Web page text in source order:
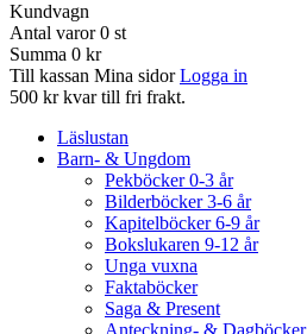
Kundvagn
Antal varor 0 st
Summa 0 kr
Till kassan Mina sidor Logga in
500 kr kvar till fri frakt.
Läslustan
Barn- & Ungdom
Pekböcker 0-3 år
Bilderböcker 3-6 år
Kapitelböcker 6-9 år
Bokslukaren 9-12 år
Unga vuxna
Faktaböcker
Saga & Present
Anteckning- & Dagböcker